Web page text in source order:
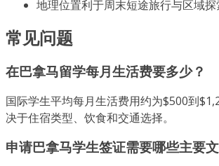
地理位置利于周末短途旅行与区域探
常见问题
在巴拿马留学每月生活费要多少？
国际学生平均每月生活费用约为$500到
决于住宿类型、饮食和交通选择。
申请巴拿马学生签证需要哪些主要